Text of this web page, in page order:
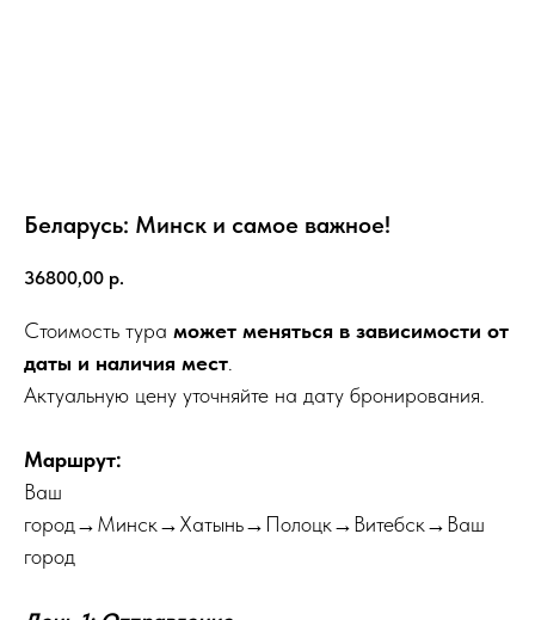
Беларусь: Минск и самое важное!
36800,00 р.
Стоимость тура может меняться в зависимости от
даты и наличия мест
Актуальную цену уточняйте на дату бронирования.
Маршрут:
Ваш
город→Минск→Хатынь→Полоцк→Витебск→Ваш
город